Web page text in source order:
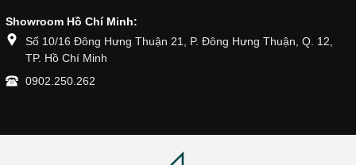
Showroom Hồ Chí Minh:
Số 10/16 Đông Hưng Thuận 21, P. Đông Hưng Thuận, Q. 12,
TP. Hồ Chí Minh
0902.250.262